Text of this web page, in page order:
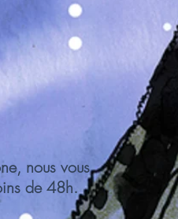
nous vous
de 48h.